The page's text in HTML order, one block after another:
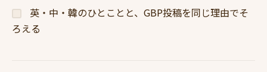
英・中・韓のひとことと、GBP投稿を同じ理由でそ
ろえる